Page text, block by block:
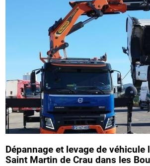
Dépannage et levage de véhicule
Saint Martin de Crau dans les